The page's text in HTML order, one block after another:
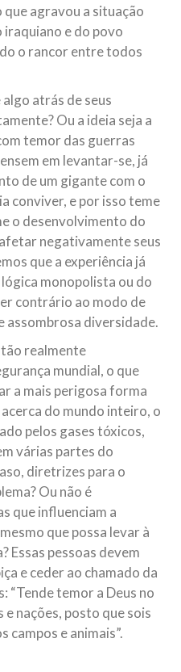
que agravou a situação
e do povo
o rancor entre todos
atrás de seus
Ou a ideia seja a
temor das guerras
em levantar-se, já
de um gigante com o
conviver, e por isso teme
o desenvolvimento do
negativamente seus
que a experiência já
monopolista ou do
contrário ao modo de
assombrosa diversidade.
realmente
mundial, o que
a mais perigosa forma
do mundo inteiro, o
pelos gases tóxicos,
várias partes do
diretrizes para o
Ou não é
que influenciam a
que possa levar à
Essas pessoas devem
e ceder ao chamado da
“Tende temor a Deus no
e nações, posto que sois
campos e animais”.